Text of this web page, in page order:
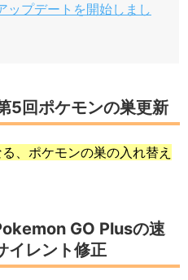
プデートを開始しまし
5回ポケモンの巣更新
、ポケモンの巣の入れ替え
GO Plusの速
イレント修正